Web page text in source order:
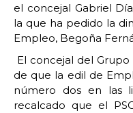
el concejal Gabriel
la que ha pedido la
Empleo, Begoña
El concejal del
de que la edil de
número dos en las
recalcado que el